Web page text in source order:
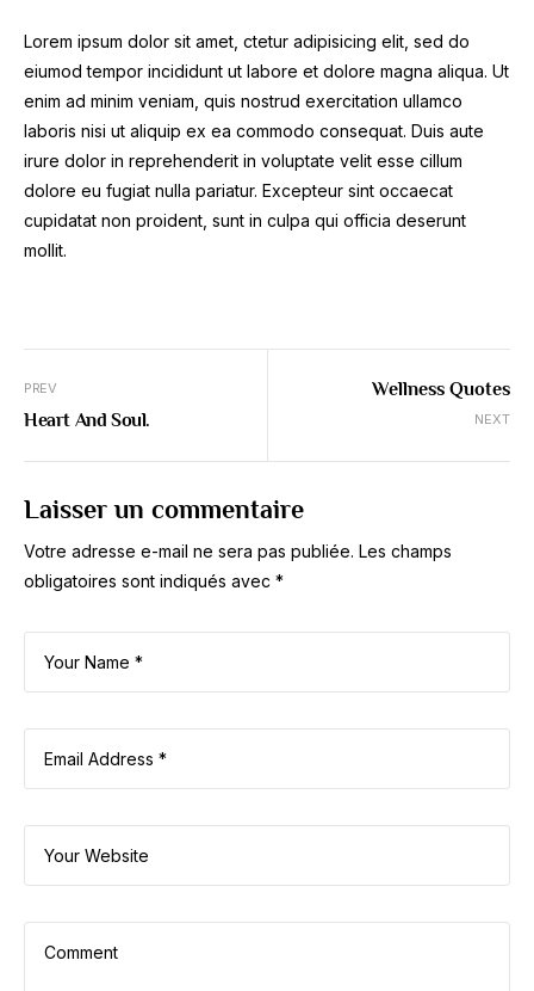
Lorem ipsum dolor sit amet, ctetur adipisicing elit, sed do
eiumod tempor incididunt ut labore et dolore magna aliqua. Ut
enim ad minim veniam, quis nostrud exercitation ullamco
laboris nisi ut aliquip ex ea commodo consequat. Duis aute
irure dolor in reprehenderit in voluptate velit esse cillum
dolore eu fugiat nulla pariatur. Excepteur sint occaecat
cupidatat non proident, sunt in culpa qui officia deserunt
mollit.
PREV
Heart And Soul. NEXT
Wellness Quotes
Laisser un commentaire
Votre adresse e-mail ne sera pas publiée. Les champs
obligatoires sont indiqués avec *